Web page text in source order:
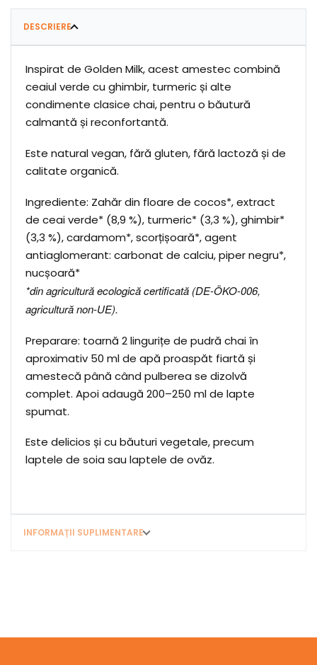
DESCRIERE
Inspirat de Golden Milk, acest amestec combină
ceaiul verde cu ghimbir, turmeric și alte
condimente clasice chai, pentru o băutură
calmantă și reconfortantă.
Este natural vegan, fără gluten, fără lactoză și de
calitate organică.
Ingrediente: Zahăr din floare de cocos*, extract
de ceai verde* (8,9 %), turmeric* (3,3 %), ghimbir*
(3,3 %), cardamom*, scorțișoară*, agent
antiaglomerant: carbonat de calciu, piper negru*,
nucșoară*
*din agricultură ecologică certificată (DE-ÖKO-006,
agricultură non-UE).
Preparare: toarnă 2 lingurițe de pudră chai în
aproximativ 50 ml de apă proaspăt fiartă și
amestecă până când pulberea se dizolvă
complet. Apoi adaugă 200–250 ml de lapte
spumat.
Este delicios și cu băuturi vegetale, precum
laptele de soia sau laptele de ovăz.
INFORMAȚII SUPLIMENTARE